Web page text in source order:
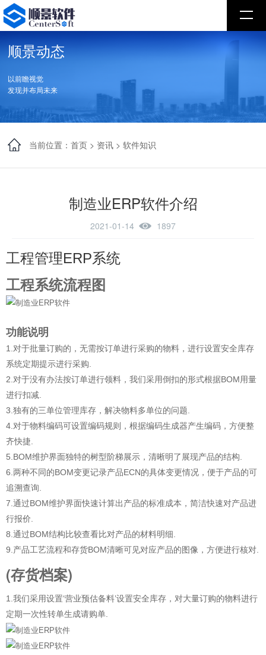
顺景动态
以前瞻视觉
发现并布局未来
当前位置：首页 > 资讯 >软件知识
制造业ERP软件介绍
2021-01-14 1897
工程管理ERP系统
工程系统流程图
功能说明
1.对于批量订购的，无需按订单进行采购的物料，进行设置安全库存
系统定期提示进行采购.
2.对于没有办法按订单进行领料，我们采用倒扣的形式根据BOM用量
进行扣减.
3.独有的三单位管理库存，解决物料多单位的问题.
4.对于物料编码可设置编码规则，根据编码生成器产生编码，方便整
齐快捷.
5.BOM维护界面独特的树型阶梯展示，清晰明了展现产品的结构.
6.两种不同的BOM变更记录产品ECN的具体变更情况，便于产品的可
追溯查询.
7.通过BOM维护界面快速计算出产品的标准成本，简洁快速对产品进
行报价.
8.通过BOM结构比较查看比对产品的材料明细.
9.产品工艺流程和存货BOM清晰可见对应产品的图像，方便进行核对.
(存货档案)
1.我们采用设置‘营业预估备料’设置安全库存，对大量订购的物料进行
定期一次性转单生成请购单.